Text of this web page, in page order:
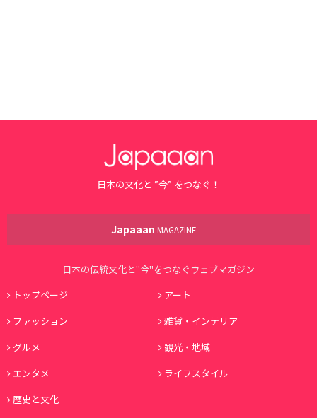
日本の文化と ”今” をつなぐ！
Japaaan MAGAZINE
日本の伝統文化と"今"をつなぐウェブマガジン
トップページ
アート
ファッション
雑貨・インテリア
グルメ
観光・地域
エンタメ
ライフスタイル
歴史と文化